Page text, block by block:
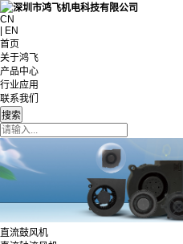
CN
| EN
首页
关于鸿飞
产品中心
行业应用
联系我们
直流鼓风机